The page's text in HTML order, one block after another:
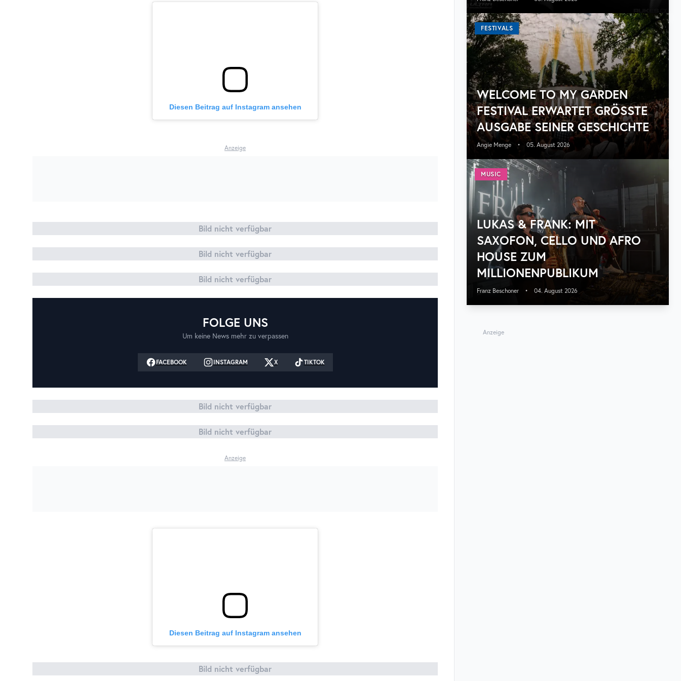
Diesen Beitrag auf Instagram ansehen
Anzeige
Bild nicht verfügbar
Bild nicht verfügbar
Bild nicht verfügbar
FOLGE UNS
Um keine News mehr zu verpassen
FACEBOOK INSTAGRAM X TIKTOK
Bild nicht verfügbar
Bild nicht verfügbar
Anzeige
Diesen Beitrag auf Instagram ansehen
Bild nicht verfügbar
FESTIVALS
WELCOME TO MY GARDEN
FESTIVAL ERWARTET GRÖSSTE A
USGABE SEINER GESCHICHTE
Angie Menge • 05. August 2026
MUSIC
LUKAS & FRANK: MIT
SAXOFON, CELLO UND AFRO
HOUSE ZUM
MILLIONENPUBLIKUM
Franz Beschoner • 04. August 2026
Anzeige